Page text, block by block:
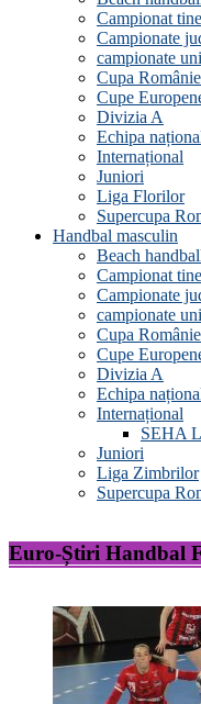
Campionat
Campionate
campionate
Cupa
Cupe
Divizia A
Echipa
Internațional
Juniori
Liga Florilor
Supercupa
Handbal masculin
Beach
Campionat
Campionate
campionate
Cupa
Cupe
Divizia A
Echipa
Internațional
SEHA
Juniori
Liga Zimbrilor
Supercupa
Euro-Știri Handbal